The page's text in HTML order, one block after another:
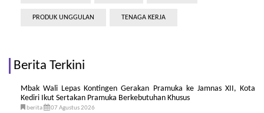
PRODUK UNGGULAN TENAGA KERJA
Berita Terkini
Mbak Wali Lepas Kontingen Gerakan Pramuka ke Jamnas XII, Kota
Kediri Ikut Sertakan Pramuka Berkebutuhan Khusus
berita 07 Agustus 2026